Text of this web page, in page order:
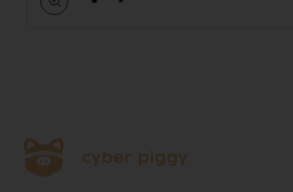
ostro sliko brez zamegljenih robov.
Leče imajo antirefleksni premaz,
praskam, enostavne za čiščenje